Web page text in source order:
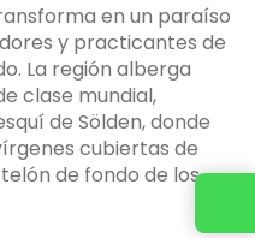
en un paraíso
y practicantes de
La región alberga
clase mundial,
de Sölden, donde
cubiertas de
de fondo de los